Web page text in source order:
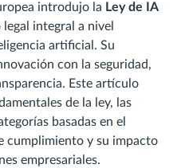
introdujo la Ley de IA
integral a nivel
artificial. Su
con la seguridad,
Este artículo
de la ley, las
basadas en el
cumplimiento y su impacto
empresariales.